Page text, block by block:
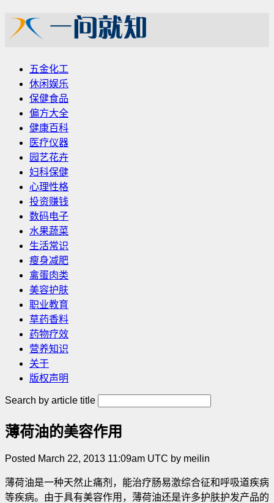
五金化工
休闲娱乐
保健食品
偏方大全
健康百科
医疗仪器
园艺花卉
妇科保健
心理性格
投资赚钱
数码电子
水果蔬菜
生活常识
瘦身减肥
禽蛋肉类
美容护肤
职业教育
草药香料
药物疗效
营养知识
关于
版权声明
Search by article title
薄荷油的美容作用
Posted March 22, 2013 11:09am UTC by meilin
薄荷油是一种天然止痛剂，能治疗肠易激综合征和呼吸道疾病
等疾病。由于具有美容作用，薄荷油还是许多护肤护发产品的